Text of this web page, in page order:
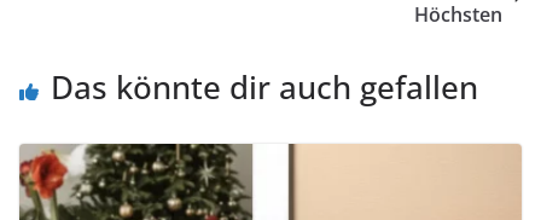
Höchsten
Das könnte dir auch gefallen